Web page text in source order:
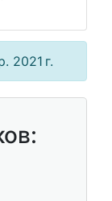
2021 г.